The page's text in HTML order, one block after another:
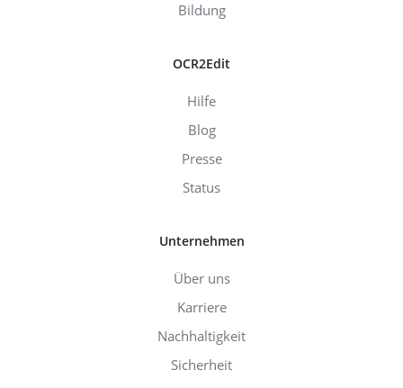
Bildung
OCR2Edit
Hilfe
Blog
Presse
Status
Unternehmen
Über uns
Karriere
Nachhaltigkeit
Sicherheit